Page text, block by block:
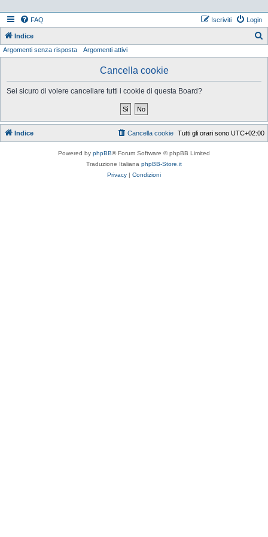
FAQ Login
Iscriviti
Indice
Argomenti senza risposta Argomenti attivi
Cancella cookie
Sei sicuro di volere cancellare tutti i cookie di questa Board?
Indice Tutti gli orari sono UTC+02:00
Cancella cookie
Powered by phpBB® Forum Software © phpBB Limited
Traduzione Italiana phpBB-Store.it
Privacy | Condizioni